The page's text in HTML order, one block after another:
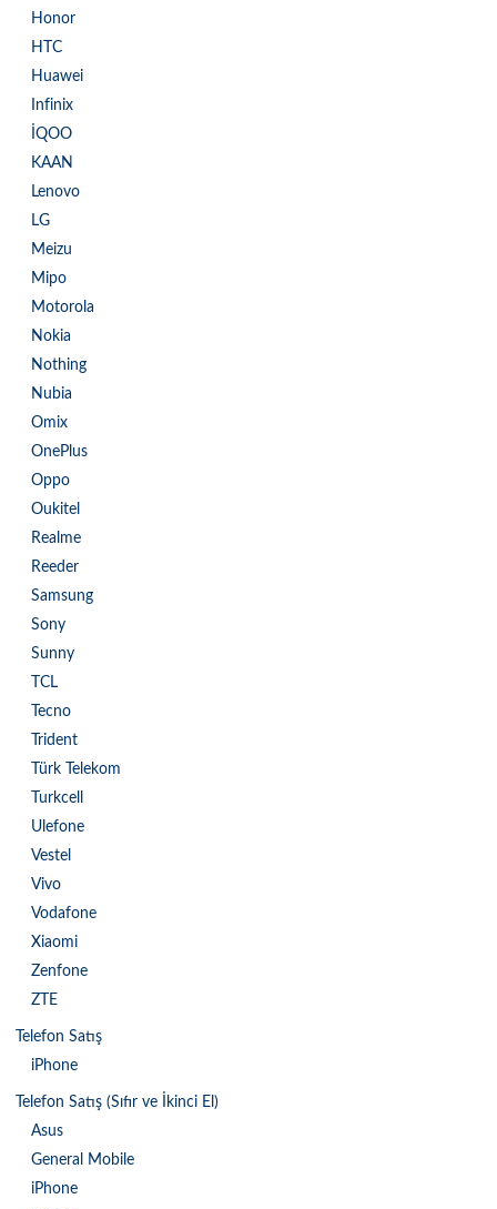
Honor
HTC
Huawei
Infinix
İQOO
KAAN
Lenovo
LG
Meizu
Mipo
Motorola
Nokia
Nothing
Nubia
Omix
OnePlus
Oppo
Oukitel
Realme
Reeder
Samsung
Sony
Sunny
TCL
Tecno
Trident
Türk Telekom
Turkcell
Ulefone
Vestel
Vivo
Vodafone
Xiaomi
Zenfone
ZTE
Telefon Satış
iPhone
Telefon Satış (Sıfır ve İkinci El)
Asus
General Mobile
iPhone